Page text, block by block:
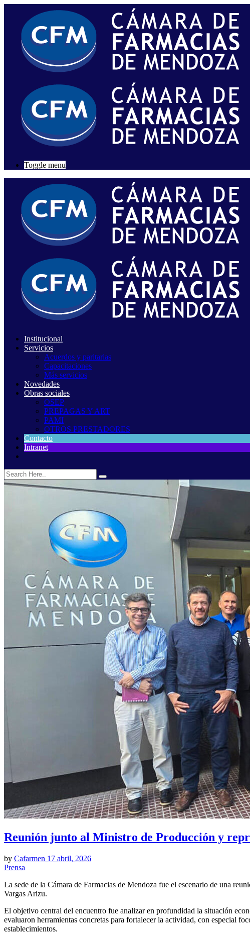
Toggle menu
Institucional
Servicios
Acuerdos y paritarias
Capacitaciones
Más servicios
Novedades
Obras sociales
OSEP
PREPAGAS Y ART
PAMI
OTROS PRESTADORES
Contacto
Intranet
Reunión junto al Ministro de Producción y
by Cafarmen 17 abril, 2026
Prensa
La sede de la Cámara de Farmacias de Mendoza fue el escenario de una
Vargas Arizu.
El objetivo central del encuentro fue analizar en profundidad la situación
evaluaron herramientas concretas para fortalecer la actividad, con especial
establecimientos.